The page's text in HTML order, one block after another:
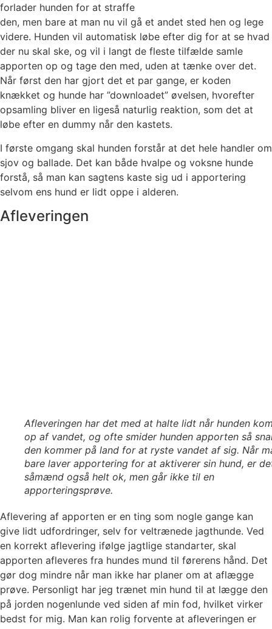
forlader hunden for at straffe
den, men bare at man nu vil gå et andet sted hen og lege
videre. Hunden vil automatisk løbe efter dig for at se hvad
der nu skal ske, og vil i langt de fleste tilfælde samle
apporten op og tage den med, uden at tænke over det.
Når først den har gjort det et par gange, er koden
knækket og hunde har ”downloadet” øvelsen, hvorefter
opsamling bliver en ligeså naturlig reaktion, som det at
løbe efter en dummy når den kastets.
I første omgang skal hunden forstår at det hele handler om
sjov og ballade. Det kan både hvalpe og voksne hunde
forstå, så man kan sagtens kaste sig ud i apportering
selvom ens hund er lidt oppe i alderen.
Afleveringen
Afleveringen har det med at halte lidt når hunden
op af vandet, og ofte smider hunden apporten så
den kommer på land for at ryste vandet af sig. Når
bare laver apportering for at aktiverer sin hund, er
såmænd også helt ok, men går ikke til en
apporteringsprøve.
Aflevering af apporten er en ting som nogle gange kan
give lidt udfordringer, selv for veltrænede jagthunde. Ved
en korrekt aflevering ifølge jagtlige standarter, skal
apporten afleveres fra hundes mund til førerens hånd. Det
gør dog mindre når man ikke har planer om at aflægge
prøve. Personligt har jeg trænet min hund til at lægge den
på jorden nogenlunde ved siden af min fod, hvilket virker
bedst for mig. Man kan rolig forvente at afleveringen er